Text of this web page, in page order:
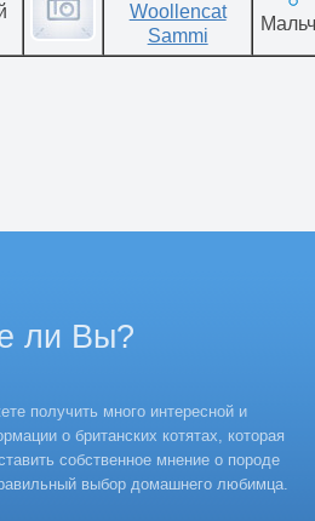
Woollencat
Sammi
ли Вы?
получить много интересной и
о британских котятах, которая
собственное мнение о породе
выбор домашнего любимца.